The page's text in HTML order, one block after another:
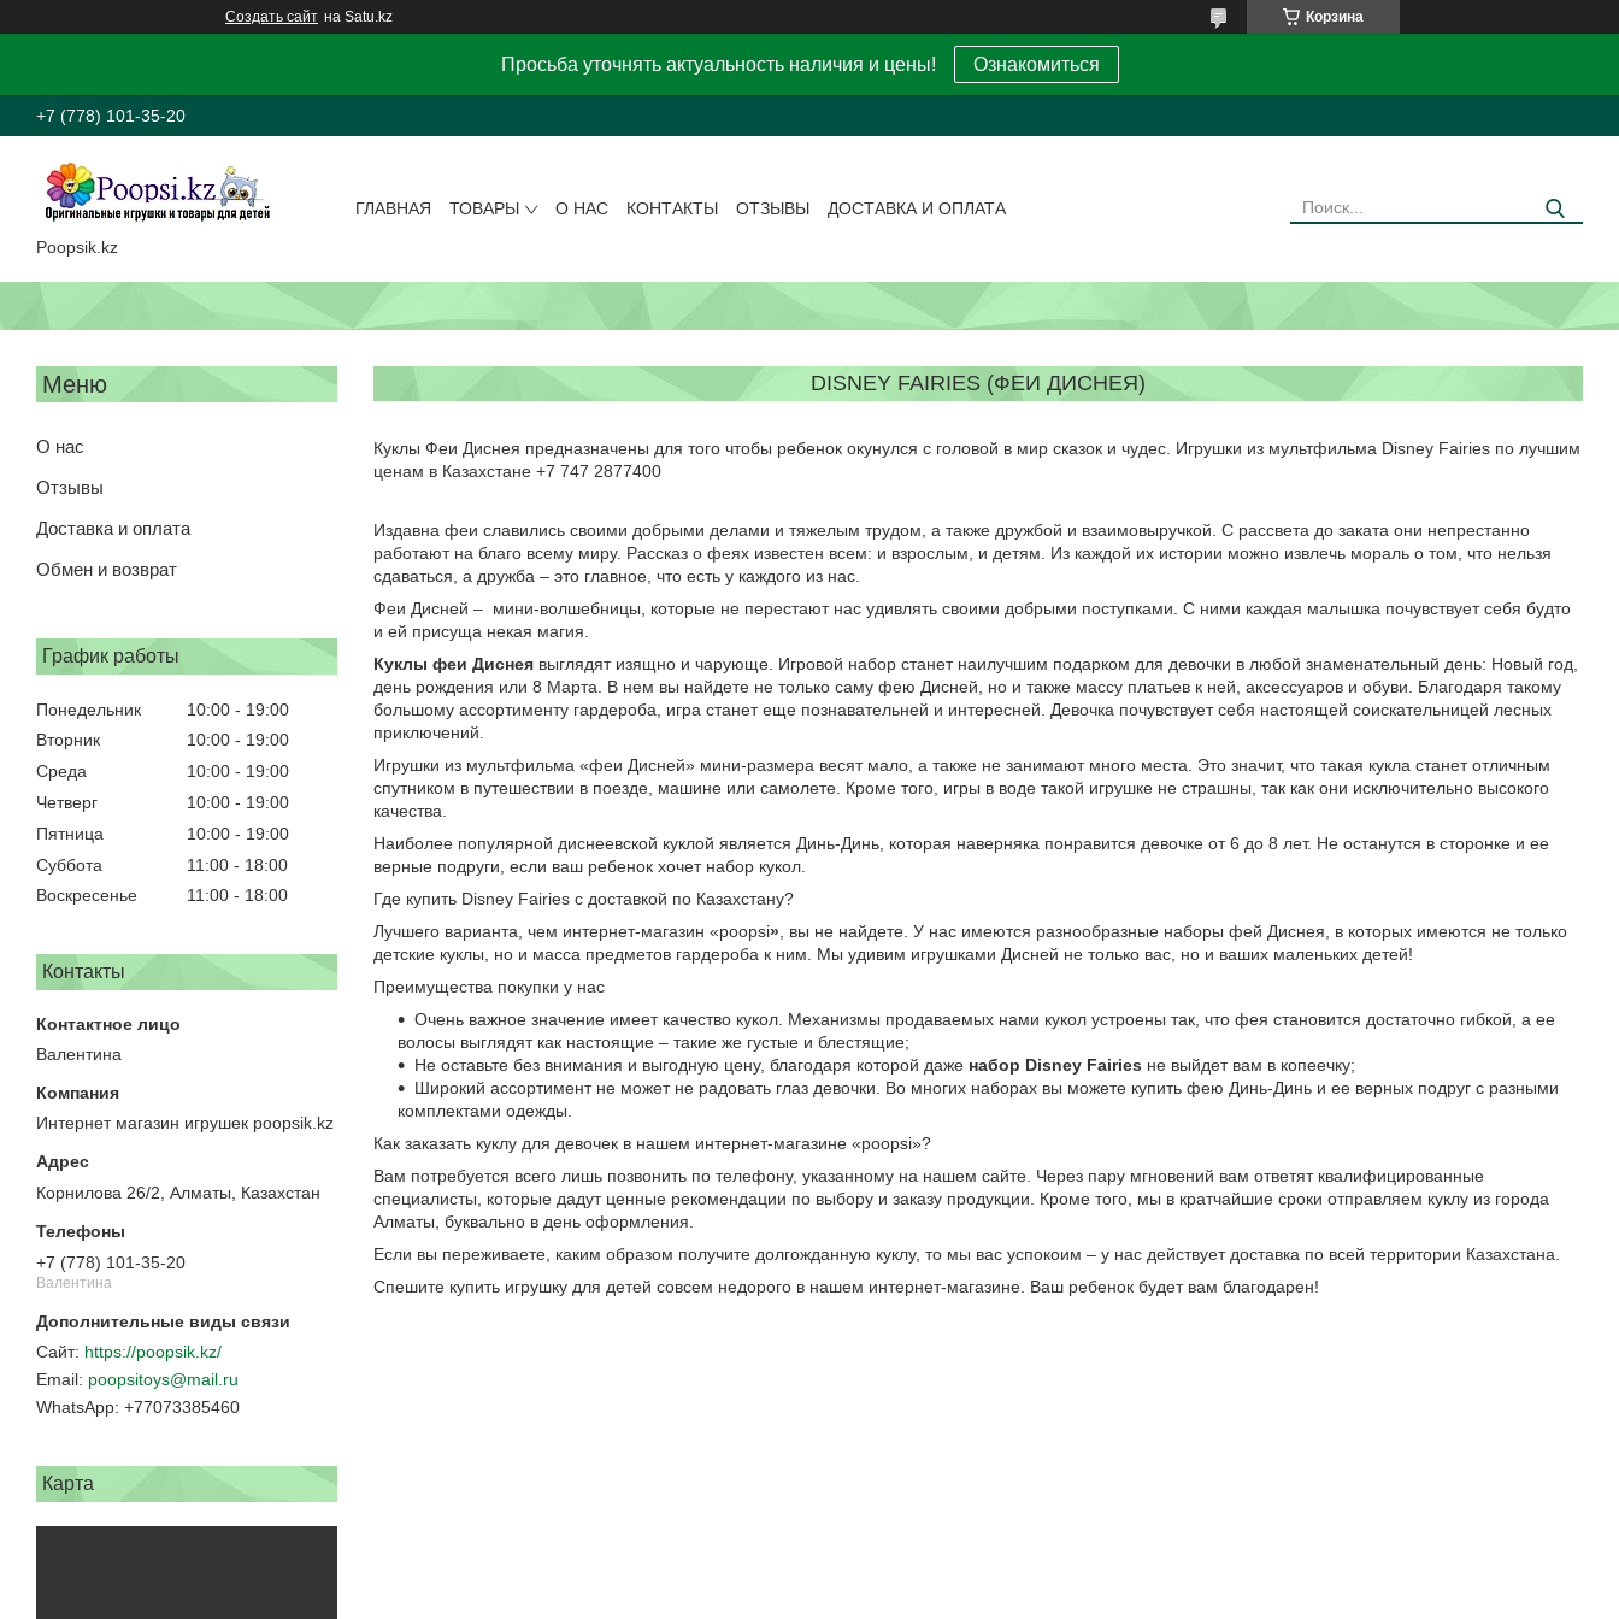
Создать сайт на Satu.kz Корзина
Просьба уточнять актуальность наличия и цены! Ознакомиться
+7 (778) 101-35-20
Poopsik.kz
ГЛАВНАЯ ТОВАРЫ О НАС КОНТАКТЫ ОТЗЫВЫ ДОСТАВКА И ОПЛАТА
О нас
Отзывы
Доставка и оплата
Обмен и возврат
График работы
Понедельник 10:00
19:00
Вторник
10:00
19:00
Среда
10:00
19:00
Четверг
10:00
19:00
Пятница
10:00
19:00
Суббота
11:00
18:00
Воскресенье
11:00 18:00
Контакты
Валентина
Интернет магазин игрушек poopsik.kz
Корнилова 26/2, Алматы, Казахстан
+7 (778) 101-35-20
Валентина
https://poopsik.kz/
poopsitoys@mail.ru
+77073385460
Карта
DISNEY FAIRIES (ФЕИ ДИСНЕЯ)
Куклы Феи Диснея предназначены для того чтобы ребенок окунулся с головой в мир сказок и чудес. Игрушки из мультфильма Disney Fairies по лучшим
ценам в Казахстане +7 747 2877400
Издавна феи славились своими добрыми делами и тяжелым трудом, а также дружбой и взаимовыручкой. С рассвета до заката они непрестанно
работают на благо всему миру. Рассказ о феях известен всем: и взрослым, и детям. Из каждой их истории можно извлечь мораль о том, что нельзя
сдаваться, а дружба – это главное, что есть у каждого из нас.
Феи Дисней – мини-волшебницы, которые не перестают нас удивлять своими добрыми поступками. С ними каждая малышка почувствует себя будто
и ей присуща некая магия.
Куклы феи Диснея выглядят изящно и чарующе. Игровой набор станет наилучшим подарком для девочки в любой знаменательный день: Новый год,
день рождения или 8 Марта. В нем вы найдете не только саму фею Дисней, но и также массу платьев к ней, аксессуаров и обуви. Благодаря такому
большому ассортименту гардероба, игра станет еще познавательней и интересней. Девочка почувствует себя настоящей соискательницей лесных
приключений.
Игрушки из мультфильма «феи Дисней» мини-размера весят мало, а также не занимают много места. Это значит, что такая кукла станет отличным
спутником в путешествии в поезде, машине или самолете. Кроме того, игры в воде такой игрушке не страшны, так как они исключительно высокого
качества.
Наиболее популярной диснеевской куклой является Динь-Динь, которая наверняка понравится девочке от 6 до 8 лет. Не останутся в сторонке и ее
верные подруги, если ваш ребенок хочет набор кукол.
Где купить Disney Fairies с доставкой по Казахстану?
Лучшего варианта, чем интернет-магазин «poopsi» , вы не найдете. У нас имеются разнообразные наборы фей Диснея, в которых имеются не только
детские куклы, но и масса предметов гардероба к ним. Мы удивим игрушками Дисней не только вас, но и ваших маленьких детей!
Преимущества покупки у нас
Очень важное значение имеет качество кукол. Механизмы продаваемых нами кукол устроены так, что фея становится достаточно гибкой, а ее
волосы выглядят как настоящие – такие же густые и блестящие;
Не оставьте без внимания и выгодную цену, благодаря которой даже набор Disney Fairies не выйдет вам в копеечку;
Широкий ассортимент не может не радовать глаз девочки. Во многих наборах вы можете купить фею Динь-Динь и ее верных подруг с разными
комплектами одежды.
Как заказать куклу для девочек в нашем интернет-магазине «poopsi»?
Вам потребуется всего лишь позвонить по телефону, указанному на нашем сайте. Через пару мгновений вам ответят квалифицированные
специалисты, которые дадут ценные рекомендации по выбору и заказу продукции. Кроме того, мы в кратчайшие сроки отправляем куклу из города
Алматы, буквально в день оформления.
Если вы переживаете, каким образом получите долгожданную куклу, то мы вас успокоим – у нас действует доставка по всей территории Казахстана.
Спешите купить игрушку для детей совсем недорого в нашем интернет-магазине. Ваш ребенок будет вам благодарен!